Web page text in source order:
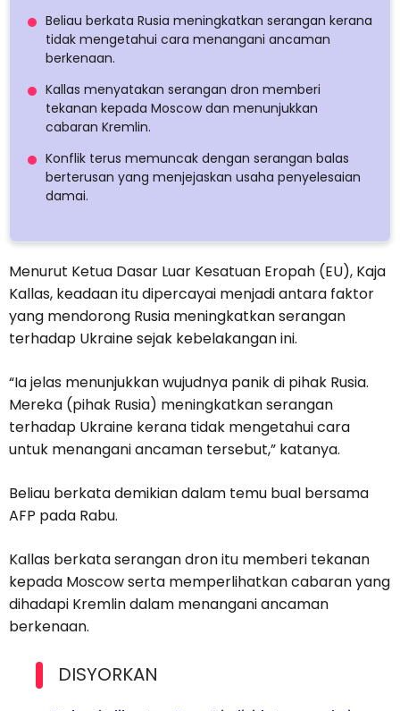
Beliau berkata Rusia meningkatkan serangan kerana
tidak mengetahui cara menangani ancaman
berkenaan.
Kallas menyatakan serangan dron memberi
tekanan kepada Moscow dan menunjukkan
cabaran Kremlin.
Konflik terus memuncak dengan serangan balas
berterusan yang menjejaskan usaha penyelesaian
damai.
Menurut Ketua Dasar Luar Kesatuan Eropah (EU), Kaja
Kallas, keadaan itu dipercayai menjadi antara faktor
yang mendorong Rusia meningkatkan serangan
terhadap Ukraine sejak kebelakangan ini.
“Ia jelas menunjukkan wujudnya panik di pihak Rusia.
Mereka (pihak Rusia) meningkatkan serangan
terhadap Ukraine kerana tidak mengetahui cara
untuk menangani ancaman tersebut,” katanya.
Beliau berkata demikian dalam temu bual bersama
AFP pada Rabu.
Kallas berkata serangan dron itu memberi tekanan
kepada Moscow serta memperlihatkan cabaran yang
dihadapi Kremlin dalam menangani ancaman
berkenaan.
DISYORKAN